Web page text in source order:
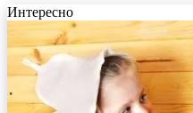
Интересно